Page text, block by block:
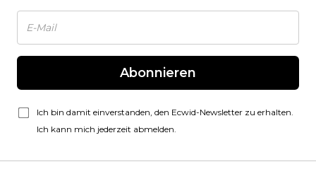
Abonnieren
Ich bin damit einverstanden, den Ecwid-Newsletter zu erhalten.
Ich kann mich jederzeit abmelden.